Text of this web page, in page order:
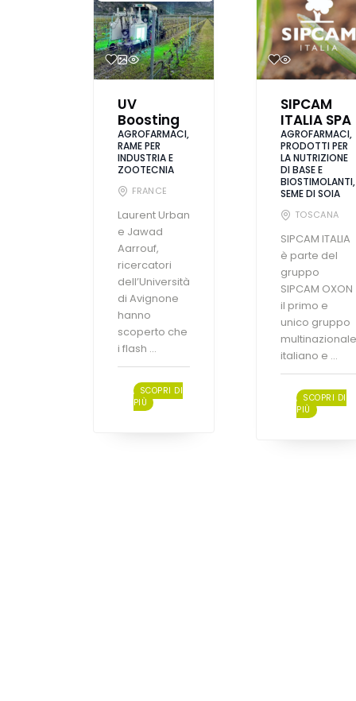
UV
Boosting
AGROFARMACI,
RAME PER
INDUSTRIA E
ZOOTECNIA
FRANCE
Laurent Urban
e Jawad
Aarrouf,
ricercatori
dell’Università
di Avignone
hanno
scoperto che
i flash ...
SCOPRI DI
PIÙ
SIPCAM
ITALIA SPA
AGROFARMACI,
PRODOTTI PER
LA NUTRIZIONE
DI BASE E
BIOSTIMOLANTI,
SEME DI SOIA
TOSCANA
SIPCAM ITALIA
è parte del
gruppo
SIPCAM OXON
il primo e
unico gruppo
italiano e ...
SCOPRI DI
PIÙ